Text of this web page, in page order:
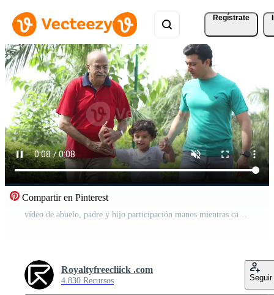
Regístrate
Compartir en Pinterest
Royaltyfreecliick .com
4.830 Recursos Seguir